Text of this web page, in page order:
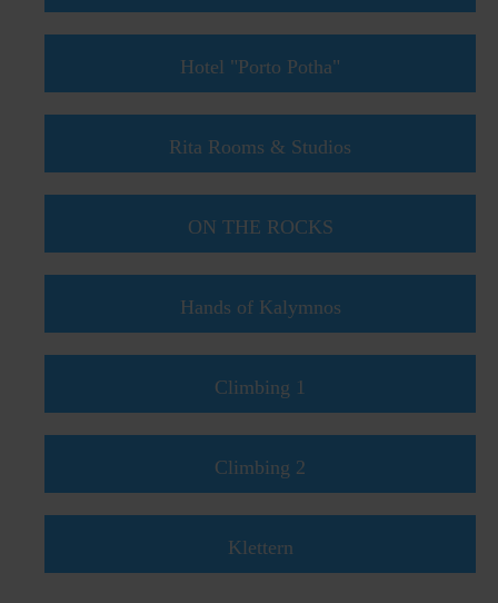
Hotel "Porto Potha"
Rita Rooms & Studios
ON THE ROCKS
Hands of Kalymnos
Climbing 1
Climbing 2
Klettern